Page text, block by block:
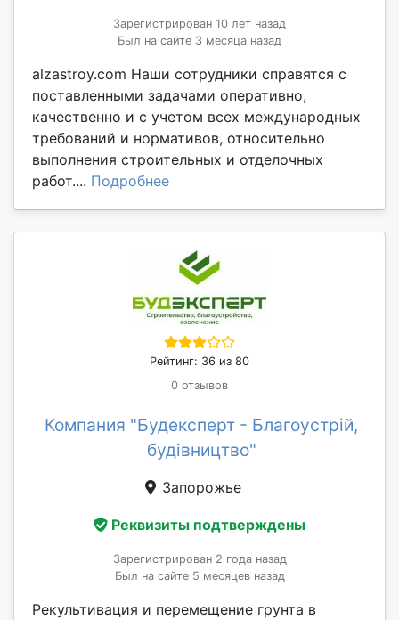
Зарегистрирован 10 лет назад
Был на сайте 3 месяца назад
alzastroy.com Наши сотрудники справятся с
поставленными задачами оперативно,
качественно и с учетом всех международных
требований и нормативов, относительно
выполнения строительных и отделочных
работ.... Подробнее
Рейтинг: 36 из 80
0 отзывов
Компания "Будексперт - Благоустрій,
будівництво"
Запорожье
Реквизиты подтверждены
Зарегистрирован 2 года назад
Был на сайте 5 месяцев назад
Рекультивация и перемещение грунта в